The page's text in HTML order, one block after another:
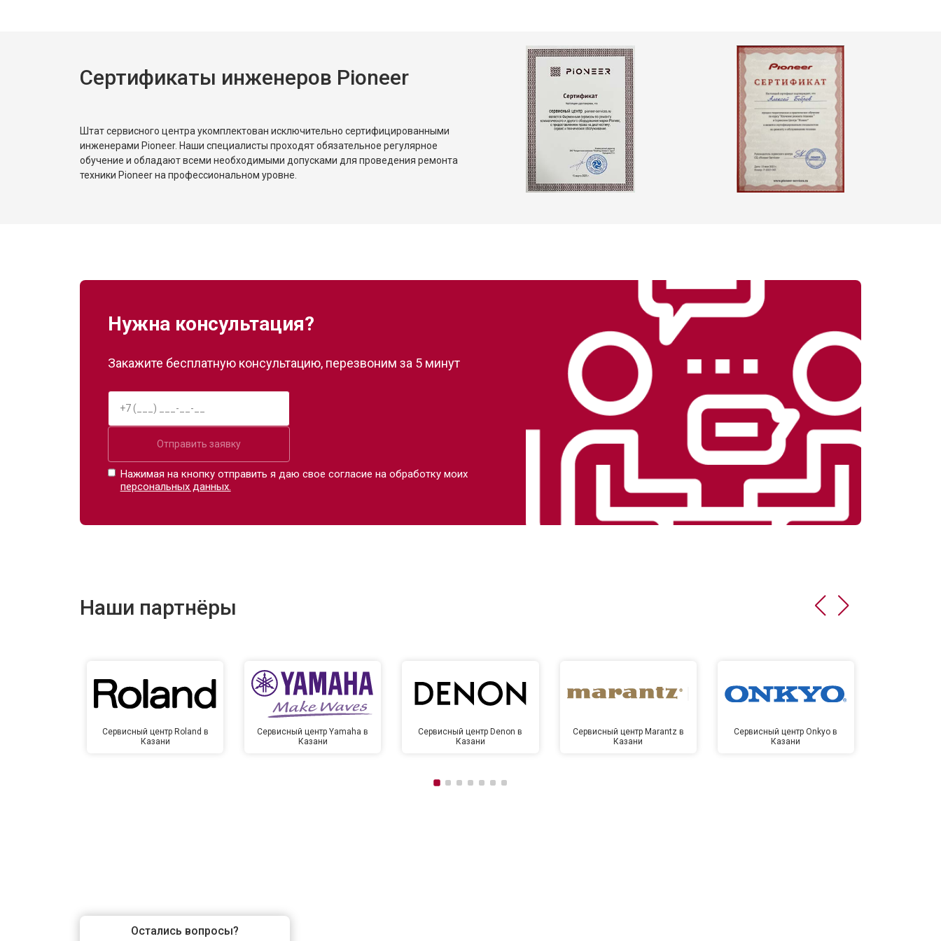
Сертификаты инженеров Pioneer
Штат сервисного центра укомплектован исключительно сертифицированными
инженерами Pioneer. Наши специалисты проходят обязательное регулярное
обучение и обладают всеми необходимыми допусками для проведения ремонта
техники Pioneer на профессиональном уровне.
Нужна консультация?
Закажите бесплатную консультацию, перезвоним за 5 минут
Отправить заявку
Нажимая на кнопку отправить я даю свое согласие на обработку моих
персональных данных.
Наши партнёры
Сервисный центр Roland в
Казани
Сервисный центр Yamaha в
Казани
Сервисный центр Denon в
Казани
Сервисный центр Marantz в
Казани
Сервисный центр Onkyo в
Казани
Остались вопросы?